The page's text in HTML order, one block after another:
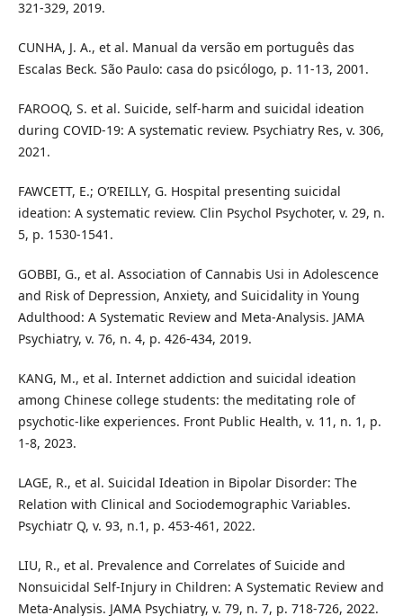
321-329, 2019.
CUNHA, J. A., et al. Manual da versão em português das
Escalas Beck. São Paulo: casa do psicólogo, p. 11-13, 2001.
FAROOQ, S. et al. Suicide, self-harm and suicidal ideation
during COVID-19: A systematic review. Psychiatry Res, v. 306,
2021.
FAWCETT, E.; O’REILLY, G. Hospital presenting suicidal
ideation: A systematic review. Clin Psychol Psychoter, v. 29, n.
5, p. 1530-1541.
GOBBI, G., et al. Association of Cannabis Usi in Adolescence
and Risk of Depression, Anxiety, and Suicidality in Young
Adulthood: A Systematic Review and Meta-Analysis. JAMA
Psychiatry, v. 76, n. 4, p. 426-434, 2019.
KANG, M., et al. Internet addiction and suicidal ideation
among Chinese college students: the meditating role of
psychotic-like experiences. Front Public Health, v. 11, n. 1, p.
1-8, 2023.
LAGE, R., et al. Suicidal Ideation in Bipolar Disorder: The
Relation with Clinical and Sociodemographic Variables.
Psychiatr Q, v. 93, n.1, p. 453-461, 2022.
LIU, R., et al. Prevalence and Correlates of Suicide and
Nonsuicidal Self-Injury in Children: A Systematic Review and
Meta-Analysis. JAMA Psychiatry, v. 79, n. 7, p. 718-726, 2022.